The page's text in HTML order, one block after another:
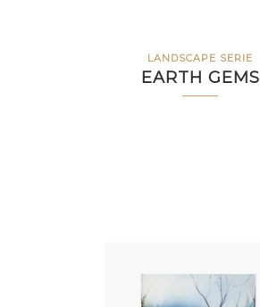
LANDSCAPE SERIE
EARTH GEMS